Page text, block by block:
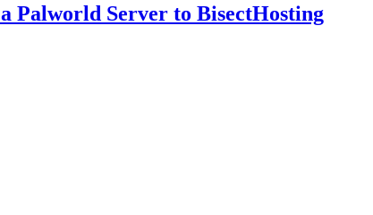
Palworld Server to BisectHosting